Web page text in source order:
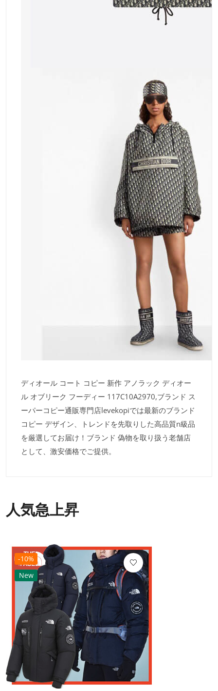
ディオール コート コピー 新作 アノラック ディオー
ル オブリーク フーディー 117C10A2970,ブランド ス
ーパーコピー通販専門店levekopiでは最新のブランド
コピー デザイン、トレンドを先取りした高品質n級品
を厳選してお届け！ブランド 偽物を取り扱う老舗店
として、激安価格でご提供。
人気急上昇
-10%
New